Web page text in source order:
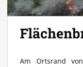
Am Ortsrand